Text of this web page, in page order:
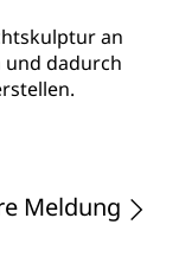
an
und dadurch
Meldung